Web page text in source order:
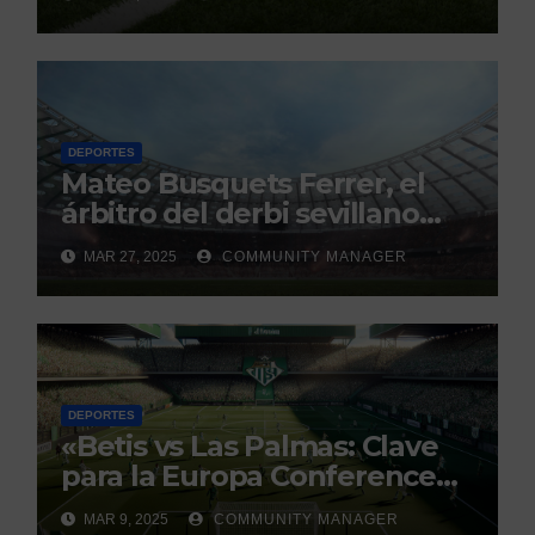
Continuo.
DEPORTES
Mateo Busquets Ferrer, el
árbitro del derbi sevillano
con un historial que genera
debate
MAR 27, 2025 COMMUNITY MANAGER
DEPORTES
«Betis vs Las Palmas: Clave
para la Europa Conference
League»
MAR 9, 2025 COMMUNITY MANAGER